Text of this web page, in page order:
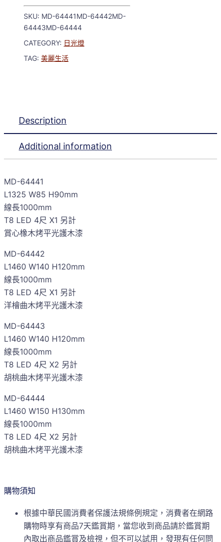
SKU: MD-64441MD-64442MD-
64443MD-64444
CATEGORY: 日光燈
TAG: 美麗生活
Description
Additional information
MD-64441
L1325 W85 H90mm
線長1000mm
T8 LED 4尺 X1 另計
賞心橡木烤平光護木漆
MD-64442
L1460 W140 H120mm
線長1000mm
T8 LED 4尺 X1 另計
洋檜曲木烤平光護木漆
MD-64443
L1460 W140 H120mm
線長1000mm
T8 LED 4尺 X2 另計
胡桃曲木烤平光護木漆
MD-64444
L1460 W150 H130mm
線長1000mm
T8 LED 4尺 X2 另計
胡桃曲木烤平光護木漆
購物須知
根據中華民國消費者保護法規條例規定，消費者在網路
購物時享有商品7天鑑賞期，當您收到商品請於鑑賞期
內取出商品鑑賞及檢視，但不可以試用，發現有任何問